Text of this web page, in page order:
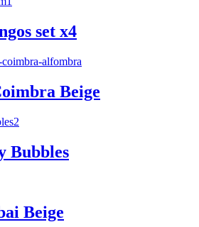
set x4
Beige
Bubbles
Beige